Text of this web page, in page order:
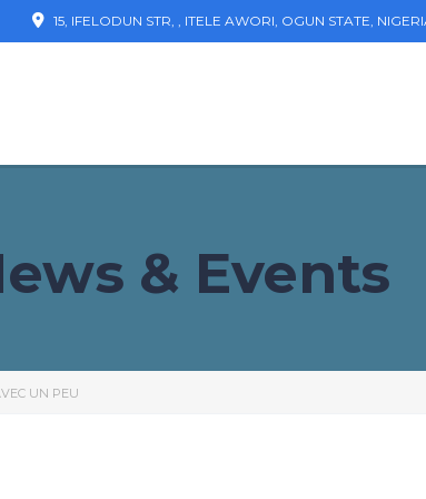
15, IFELODUN STR, , ITELE AWORI, OGUN STATE,
& Events
UN PEU